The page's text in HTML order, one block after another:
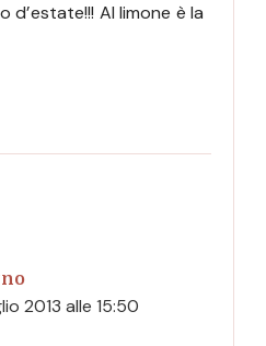
d’estate!!! Al limone è la
2013 alle 15:50